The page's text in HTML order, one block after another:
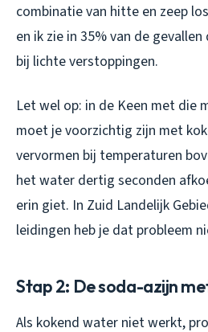
combinatie van hitte en zeep
en ik zie in 35% van de
bij lichte verstoppingen.
Let wel op: in de Keen met die
moet je voorzichtig zijn met
vervormen bij temperaturen
het water dertig seconden
erin giet. In Zuid Landelijk
leidingen heb je dat probleem
Stap 2: De soda-azijn
Als kokend water niet werkt,